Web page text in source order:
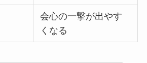
会心の一撃が出やす
くなる